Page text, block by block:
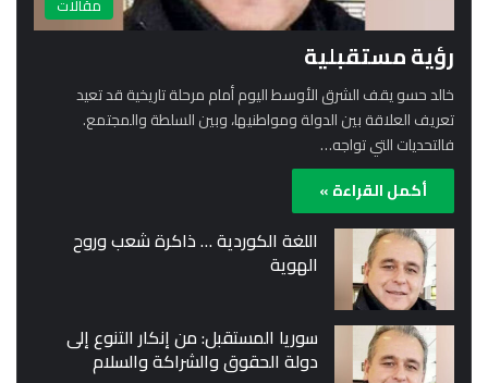
مقالات
رؤية مستقبلية
خالد حسو يقف الشرق الأوسط اليوم أمام مرحلة تاريخية قد تعيد
تعريف العلاقة بين الدولة ومواطنيها، وبين السلطة والمجتمع.
فالتحديات التي تواجه…
أكمل القراءة »
اللغة الكوردية … ذاكرة شعب وروح
الهوية
سوريا المستقبل: من إنكار التنوع إلى
دولة الحقوق والشراكة والسلام